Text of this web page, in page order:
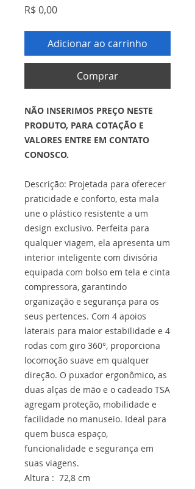
R$ 0,00Preço
Adicionar ao carrinho
Comprar
NÃO INSERIMOS PREÇO NESTE
PRODUTO, PARA COTAÇÃO E
VALORES ENTRE EM CONTATO
CONOSCO.
Descrição: Projetada para oferecer
praticidade e conforto, esta mala
une o plástico resistente a um
design exclusivo. Perfeita para
qualquer viagem, ela apresenta um
interior inteligente com divisória
equipada com bolso em tela e cinta
compressora, garantindo
organização e segurança para os
seus pertences. Com 4 apoios
laterais para maior estabilidade e 4
rodas com giro 360°, proporciona
locomoção suave em qualquer
direção. O puxador ergonômico, as
duas alças de mão e o cadeado TSA
agregam proteção, mobilidade e
facilidade no manuseio. Ideal para
quem busca espaço,
funcionalidade e segurança em
suas viagens.
Altura : 72,8 cm